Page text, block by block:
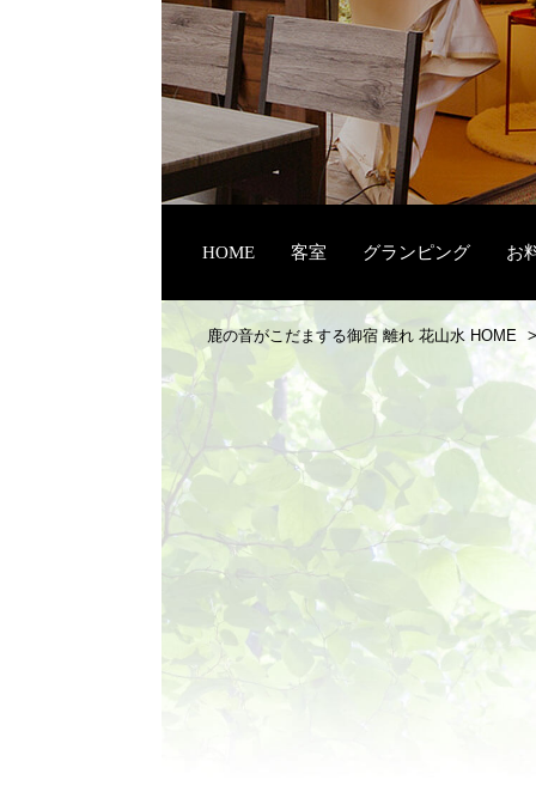
HOME 客室 グランピング お
鹿の音がこだまする御宿 離れ 花山水 HOME